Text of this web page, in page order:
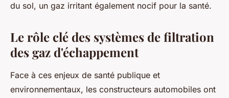
du sol, un gaz irritant également nocif pour la santé.
Le rôle clé des systèmes de filtration
des gaz d'échappement
Face à ces enjeux de santé publique et
environnementaux, les constructeurs automobiles ont